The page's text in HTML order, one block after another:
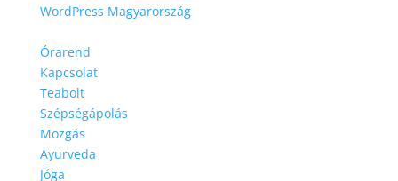
WordPress Magyarország
Órarend
Kapcsolat
Teabolt
Szépségápolás
Mozgás
Ayurveda
Jóga